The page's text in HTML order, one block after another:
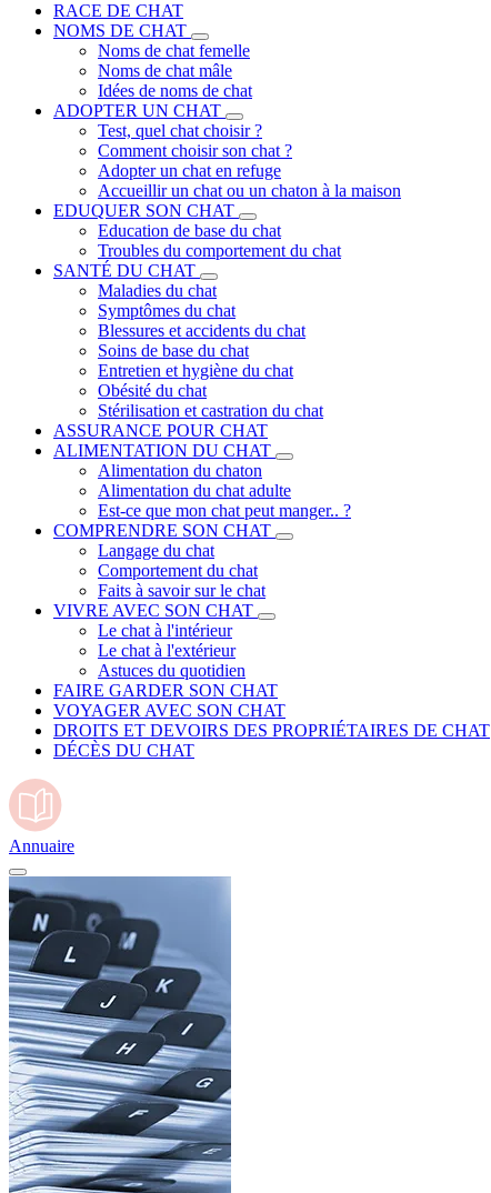
RACE DE CHAT
NOMS DE CHAT
Noms de chat femelle
Noms de chat mâle
Idées de noms de chat
ADOPTER UN CHAT
Test, quel chat choisir ?
Comment choisir son chat ?
Adopter un chat en refuge
Accueillir un chat ou un chaton à la maison
EDUQUER SON CHAT
Education de base du chat
Troubles du comportement du chat
SANTÉ DU CHAT
Maladies du chat
Symptômes du chat
Blessures et accidents du chat
Soins de base du chat
Entretien et hygiène du chat
Obésité du chat
Stérilisation et castration du chat
ASSURANCE POUR CHAT
ALIMENTATION DU CHAT
Alimentation du chaton
Alimentation du chat adulte
Est-ce que mon chat peut manger.. ?
COMPRENDRE SON CHAT
Langage du chat
Comportement du chat
Faits à savoir sur le chat
VIVRE AVEC SON CHAT
Le chat à l'intérieur
Le chat à l'extérieur
Astuces du quotidien
FAIRE GARDER SON CHAT
VOYAGER AVEC SON CHAT
DROITS ET DEVOIRS DES PROPRIÉTAIRES DE CHAT
DÉCÈS DU CHAT
Annuaire